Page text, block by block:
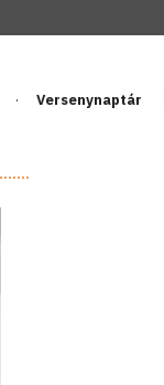
Versenynaptár